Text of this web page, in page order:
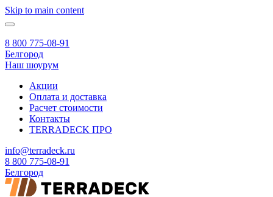
Skip to main content
8 800 775-08-91
Белгород
Наш шоурум
Акции
Оплата и доставка
Расчет стоимости
Контакты
TERRADECK ПРО
info@terradeck.ru
8 800 775-08-91
Белгород